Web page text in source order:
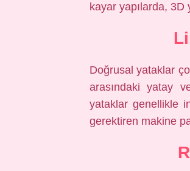
kayar yapılarda, 3D
Doğrusal yataklar
arasındaki yatay
yataklar genellikle
gerektiren makine